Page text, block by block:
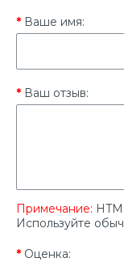
Ваше имя:
Ваш отзыв:
Примечание:
Используйте
Оценка: